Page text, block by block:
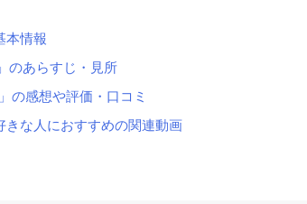
情報
あらすじ・見所
感想や評価・口コミ
な人におすすめの関連動画